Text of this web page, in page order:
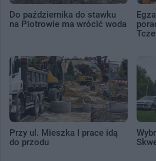
Do października do stawku
na Piotrowie ma wrócić woda
Przy ul. Mieszka I prace idą
do przodu